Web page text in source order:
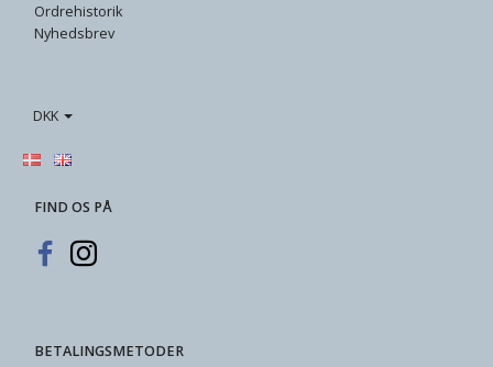
Ordrehistorik
Nyhedsbrev
DKK
FIND OS PÅ
BETALINGSMETODER